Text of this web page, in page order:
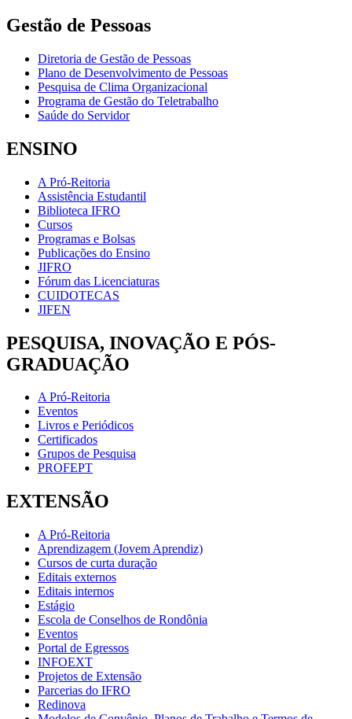
Gestão de Pessoas
Diretoria de Gestão de Pessoas
Plano de Desenvolvimento de Pessoas
Pesquisa de Clima Organizacional
Programa de Gestão do Teletrabalho
Saúde do Servidor
ENSINO
A Pró-Reitoria
Assistência Estudantil
Biblioteca IFRO
Cursos
Programas e Bolsas
Publicações do Ensino
JIFRO
Fórum das Licenciaturas
CUIDOTECAS
JIFEN
PESQUISA, INOVAÇÃO E PÓS-
GRADUAÇÃO
A Pró-Reitoria
Eventos
Livros e Periódicos
Certificados
Grupos de Pesquisa
PROFEPT
EXTENSÃO
A Pró-Reitoria
Aprendizagem (Jovem Aprendiz)
Cursos de curta duração
Editais externos
Editais internos
Estágio
Escola de Conselhos de Rondônia
Eventos
Portal de Egressos
INFOEXT
Projetos de Extensão
Parcerias do IFRO
Redinova